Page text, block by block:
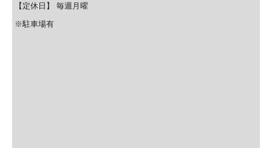
【定休日】 毎週 月曜
※駐車場有